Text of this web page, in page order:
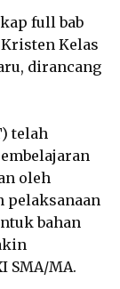
full bab
Kelas
dirancang
telah
oleh
pelaksanaan
bahan
SMA/MA.